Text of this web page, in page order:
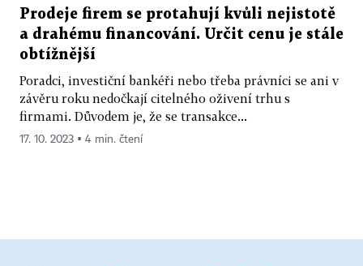
Prodeje firem se protahují kvůli nejistotě
a drahému financování. Určit cenu je stále
obtížnější
Poradci, investiční bankéři nebo třeba právníci se ani v
závěru roku nedočkají citelného oživení trhu s
firmami. Důvodem je, že se transakce...
17. 10. 2023 ▪ 4 min. čtení